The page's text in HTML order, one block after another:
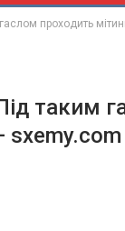
проходить
таким
sxemy.com